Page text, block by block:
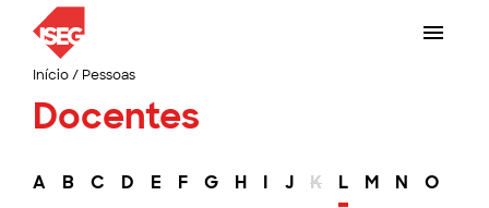
Início/ Pessoas
Docentes
A B C D E F G H I J K L M N O